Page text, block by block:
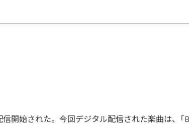
信開始された。今回デジタル配信された楽曲は、「